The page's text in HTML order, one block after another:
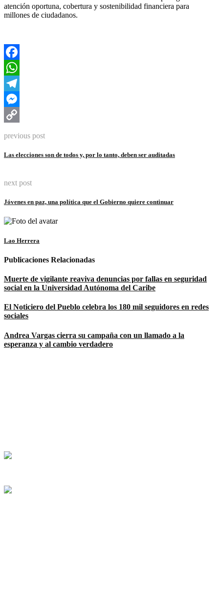
atención oportuna, cobertura y sostenibilidad financiera para
millones de ciudadanos.
Facebook
WhatsApp
Telegram
Messenger
previous post
Las elecciones son de todos y, por lo tanto, deben ser auditadas
next post
Jóvenes en paz, una política que el Gobierno quiere continuar
Lao Herrera
Publicaciones Relacionadas
Muerte de vigilante reaviva denuncias por fallas en seguridad
social en la Universidad Autónoma del Caribe
El Noticiero del Pueblo celebra los 180 mil seguidores en redes
sociales
Andrea Vargas cierra su campaña con un llamado a la
esperanza y al cambio verdadero